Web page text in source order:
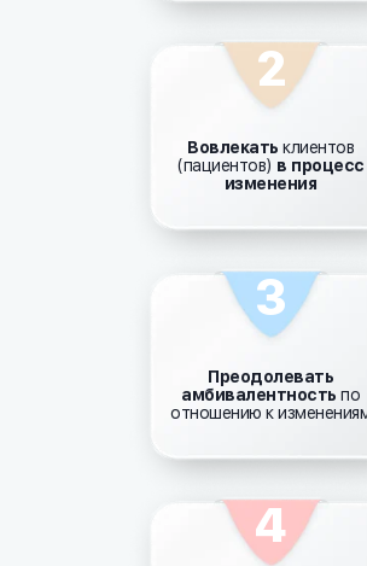
Вовлекать клиентов
(пациентов) в процесс
изменения
Преодолевать
амбивалентность по
отношению к
2
3
4